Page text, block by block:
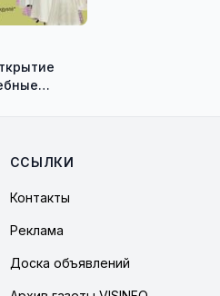
ССЫЛКИ
Контакты
Реклама
Доска объявлений